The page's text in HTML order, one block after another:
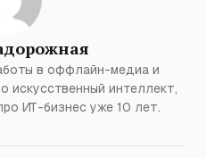
в оффлайн-медиа и
искусственный интеллект,
ИТ-бизнес уже 10 лет.